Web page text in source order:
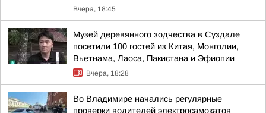
Вчера, 18:45
Музей деревянного зодчества в Суздале
посетили 100 гостей из Китая, Монголии,
Вьетнама, Лаоса, Пакистана и Эфиопии
Вчера, 18:28
Во Владимире начались регулярные
проверки водителей электросамокатов